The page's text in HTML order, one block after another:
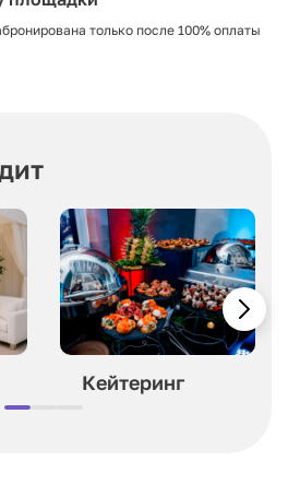
только после 100% оплаты
Кейтеринг